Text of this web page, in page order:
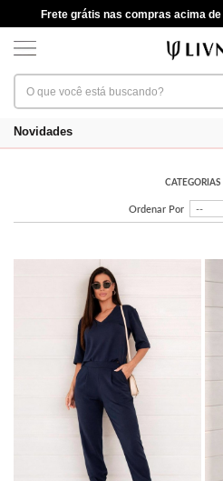
Frete grátis nas compras acima
Novidades
CATEGORIAS
Ordenar Por